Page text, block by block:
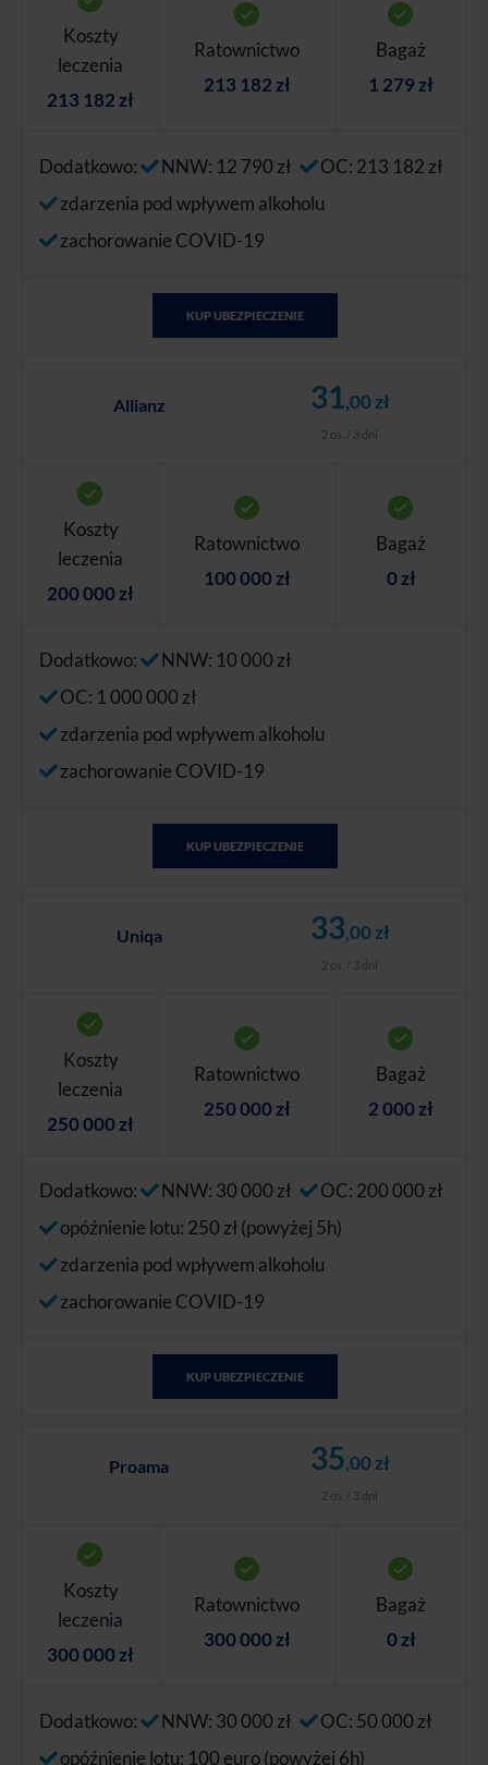
Koszty
leczenia
213 182 zł
Ratownictwo
213 182 zł
Bagaż
1 279 zł
Dodatkowo: NNW: 12 790 zł
OC: 213 182 zł
zdarzenia pod wpływem alkoholu
zachorowanie COVID-19
KUP UBEZPIECZENIE
Allianz 31,00 zł
2 os. / 3 dni
Koszty
leczenia
200 000 zł
Ratownictwo
100 000 zł
Bagaż
0 zł
Dodatkowo:
NNW: 10 000 zł
OC: 1 000 000 zł
zdarzenia pod wpływem alkoholu
zachorowanie COVID-19
KUP UBEZPIECZENIE
Uniqa 33,00 zł
2 os. / 3 dni
Koszty
leczenia
250 000 zł
Ratownictwo
250 000 zł
Bagaż
2 000 zł
Dodatkowo: NNW: 30 000 zł
OC: 200 000 zł
opóźnienie lotu: 250 zł (powyżej 5h)
zdarzenia pod wpływem alkoholu
zachorowanie COVID-19
KUP UBEZPIECZENIE
Proama 35,00 zł
2 os. / 3 dni
Koszty
leczenia
300 000 zł
Ratownictwo
300 000 zł
Bagaż
0 zł
Dodatkowo: NNW: 30 000 zł
OC: 50 000 zł
opóźnienie lotu: 100 euro (powyżej 6h)